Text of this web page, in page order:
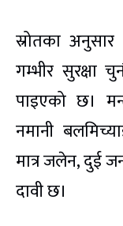
स्रोतका
गम्भीर सुरक्षा
पाइएको छ।
नमानी
मात्र जलेन, दुई
दावी छ।